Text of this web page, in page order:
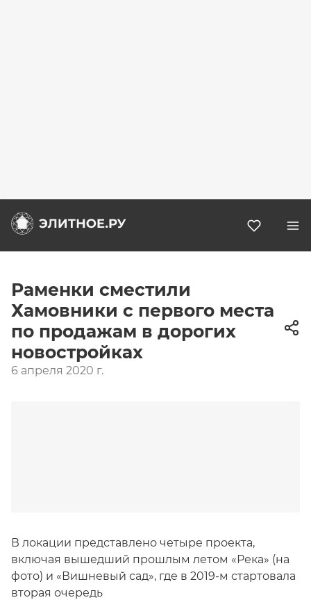
Раменки сместили
Хамовники с первого места
по продажам в дорогих
новостройках
6 апреля 2020 г.
В локации представлено четыре проекта,
включая вышедший прошлым летом «Река» (на
фото) и «Вишневый сад», где в 2019-м стартовала
вторая очередь